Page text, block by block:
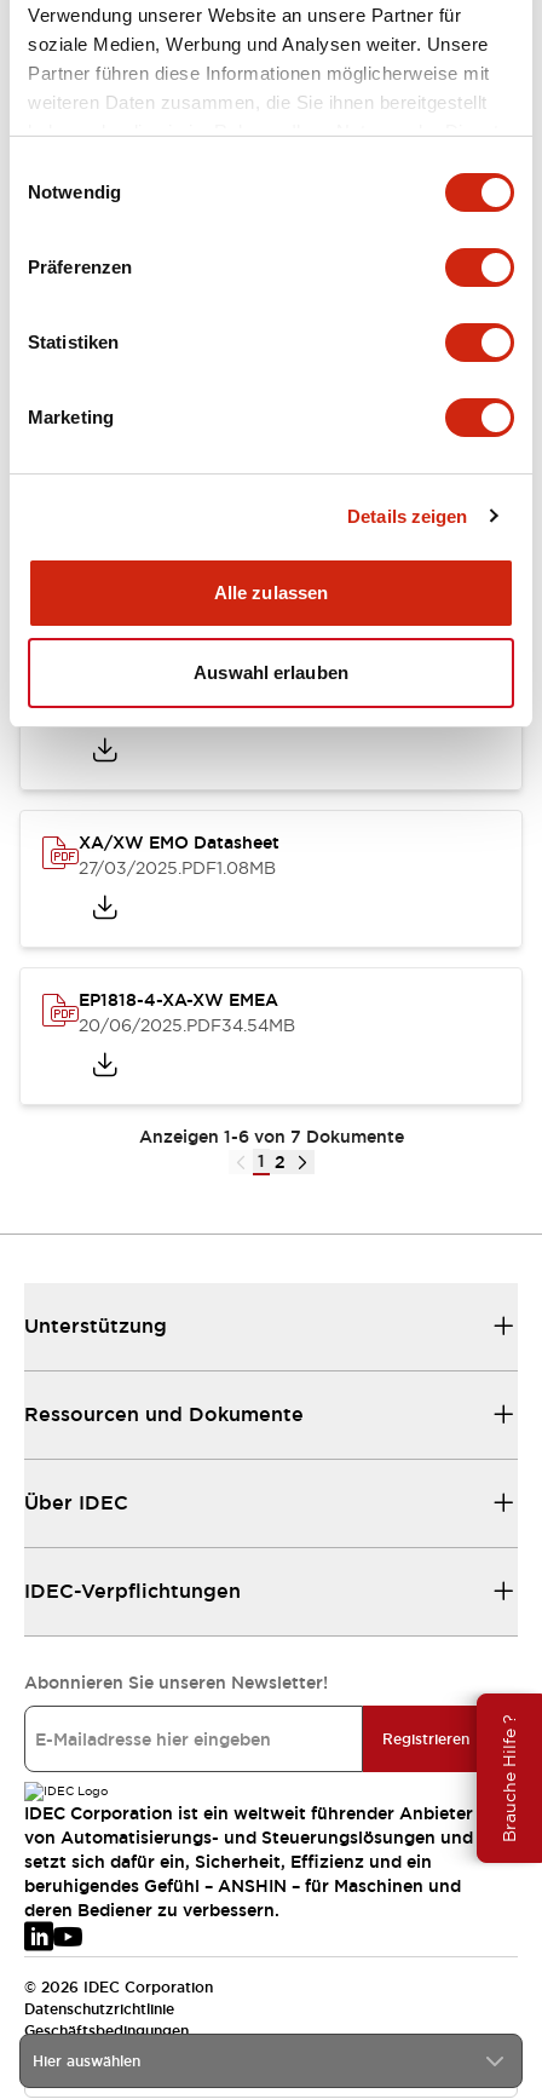
Verwendung unserer Website an unsere Partner für
soziale Medien, Werbung und Analysen weiter. Unsere
Partner führen diese Informationen möglicherweise mit
weiteren Daten zusammen, die Sie ihnen bereitgestellt
haben oder die sie im Rahmen Ihrer Nutzung der Dienste
Notwendig
Präferenzen
Statistiken
Marketing
Details zeigen
Alle zulassen
Auswahl erlauben
Brauche Hilfe ?
Dokumente und Dateien
Kataloge & Broschüren Bedienungsanleitung
XA XW & XN Series Sales Brochure
27/03/2025.PDF9.26MB
XA/XW EMO Datasheet
27/03/2025.PDF1.08MB
EP1818-4-XA-XW EMEA
20/06/2025.PDF34.54MB
Anzeigen 1-6 von 7 Dokumente
1 2
Hier auswählen
Unterstützung
Ressourcen und Dokumente
Über IDEC
IDEC-Verpflichtungen
Abonnieren Sie unseren Newsletter!
Registrieren
IDEC Corporation ist ein weltweit führender Anbieter
von Automatisierungs- und Steuerungslösungen und
setzt sich dafür ein, Sicherheit, Effizienz und ein
beruhigendes Gefühl – ANSHIN – für Maschinen und
deren Bediener zu verbessern.
© 2026 IDEC Corporation
Datenschutzrichtlinie
Geschäftsbedingungen
EMEA